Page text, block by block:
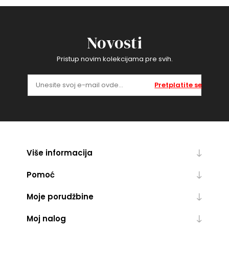
Novosti
Pristup novim kolekcijama pre svih.
Pretplatite se
Više informacija
Pomoć
Moje porudžbine
Moj nalog